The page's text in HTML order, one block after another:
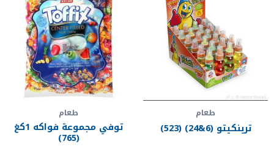
طعام
ترينكيتو (6&24) (523)
طعام
توفي مجموعة فواكه 1كغ
(765)